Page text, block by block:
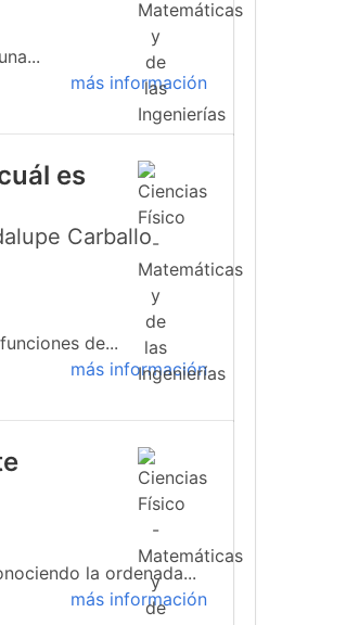
más información
es
Carballo
de...
más información
la ordenada...
más información